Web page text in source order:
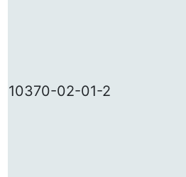
10370-02-01-2